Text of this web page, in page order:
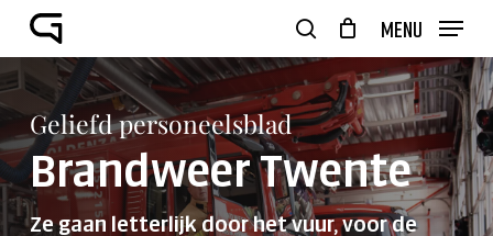
main
content
Menu
Winkelwagen Close
Cart
Geliefd personeelsblad
Brandweer Twente
Ze gaan letterlijk door het vuur, voor de
Close
Menu